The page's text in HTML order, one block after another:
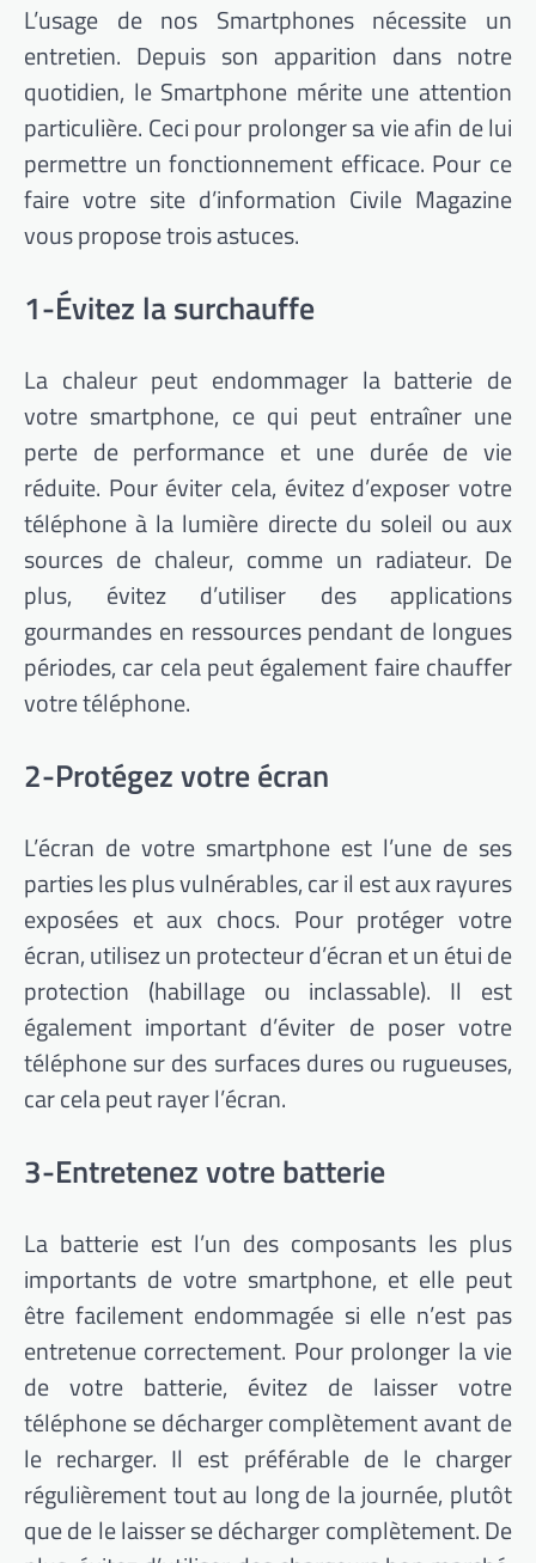
L’usage de nos Smartphones nécessite un
entretien. Depuis son apparition dans notre
quotidien, le Smartphone mérite une attention
particulière. Ceci pour prolonger sa vie afin de lui
permettre un fonctionnement efficace. Pour ce
faire votre site d’information Civile Magazine
vous propose trois astuces.
1-Évitez la surchauffe
La chaleur peut endommager la batterie de
votre smartphone, ce qui peut entraîner une
perte de performance et une durée de vie
réduite. Pour éviter cela, évitez d’exposer votre
téléphone à la lumière directe du soleil ou aux
sources de chaleur, comme un radiateur. De
plus, évitez d’utiliser des applications
gourmandes en ressources pendant de longues
périodes, car cela peut également faire chauffer
votre téléphone.
2-Protégez votre écran
L’écran de votre smartphone est l’une de ses
parties les plus vulnérables, car il est aux rayures
exposées et aux chocs. Pour protéger votre
écran, utilisez un protecteur d’écran et un étui de
protection (habillage ou inclassable). Il est
également important d’éviter de poser votre
téléphone sur des surfaces dures ou rugueuses,
car cela peut rayer l’écran.
3-Entretenez votre batterie
La batterie est l’un des composants les plus
importants de votre smartphone, et elle peut
être facilement endommagée si elle n’est pas
entretenue correctement. Pour prolonger la vie
de votre batterie, évitez de laisser votre
téléphone se décharger complètement avant de
le recharger. Il est préférable de le charger
régulièrement tout au long de la journée, plutôt
que de le laisser se décharger complètement. De